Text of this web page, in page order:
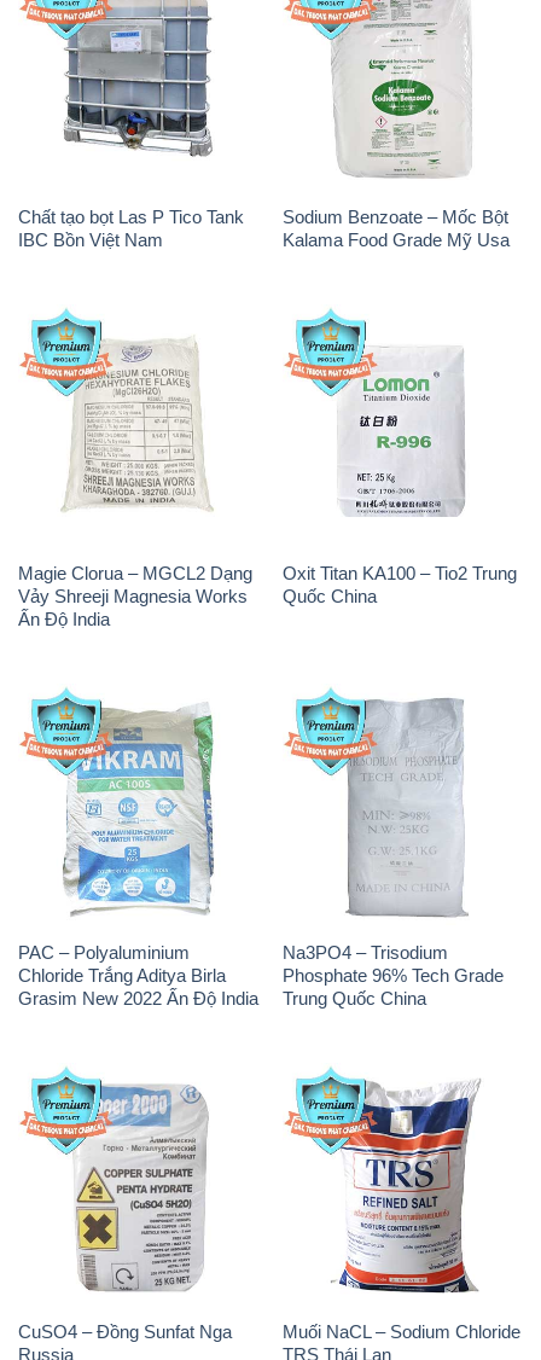
Chất tạo bọt Las P Tico Tank
IBC Bồn Việt Nam
Sodium Benzoate – Mốc Bột
Kalama Food Grade Mỹ Usa
Magie Clorua – MGCL2 Dạng
Vảy Shreeji Magnesia Works
Ấn Độ India
Oxit Titan KA100 – Tio2 Trung
Quốc China
PAC – Polyaluminium
Chloride Trắng Aditya Birla
Grasim New 2022 Ấn Độ India
Na3PO4 – Trisodium
Phosphate 96% Tech Grade
Trung Quốc China
CuSO4 – Đồng Sunfat Nga
Russia
Muối NaCL – Sodium Chloride
TRS Thái Lan